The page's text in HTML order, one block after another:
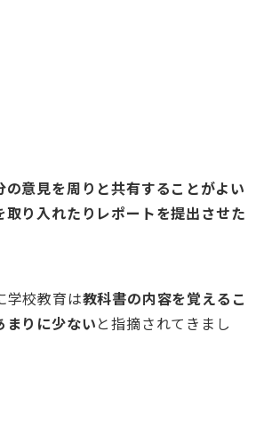
の意見を周りと共有することがよい
り入れたりレポートを提出させた
学校教育は教科書の内容を覚えるこ
まりに少ないと指摘されてきまし